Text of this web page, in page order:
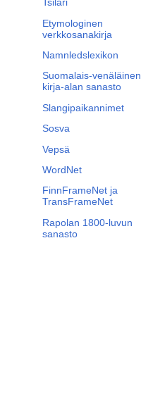
Tsilari
Etymologinen
verkkosanakirja
Namnledslexikon
Suomalais-venäläinen
kirja-alan sanasto
Slangipaikannimet
Sosva
Vepsä
WordNet
FinnFrameNet ja
TransFrameNet
Rapolan 1800-luvun
sanasto